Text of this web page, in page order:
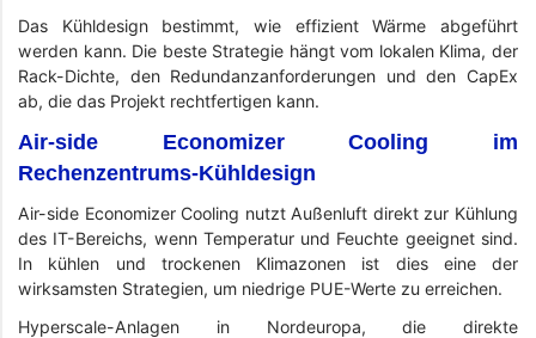
Das Kühldesign bestimmt, wie effizient Wärme abgeführt
werden kann. Die beste Strategie hängt vom lokalen Klima, der
Rack-Dichte, den Redundanzanforderungen und den CapEx
ab, die das Projekt rechtfertigen kann.
Air-side Economizer Cooling im
Rechenzentrums-Kühldesign
Air-side Economizer Cooling nutzt Außenluft direkt zur Kühlung
des IT-Bereichs, wenn Temperatur und Feuchte geeignet sind.
In kühlen und trockenen Klimazonen ist dies eine der
wirksamsten Strategien, um niedrige PUE-Werte zu erreichen.
Hyperscale-Anlagen in Nordeuropa, die direkte